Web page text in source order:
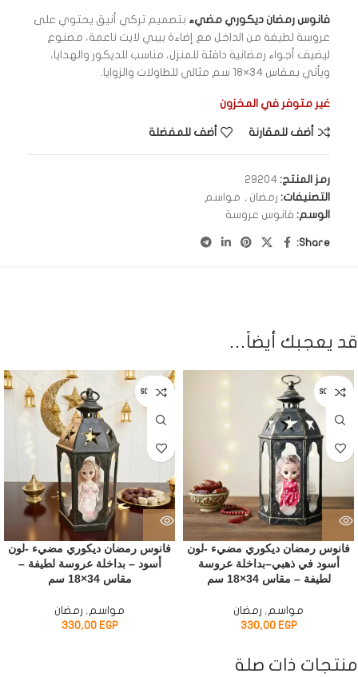
فانوس رمضان ديكوري مضيء بتصميم تركي أنيق يحتوي على
عروسة لطيفة من الداخل مع إضاءة بيبي لايت ناعمة، مصنوع
ليضيف أجواء رمضانية دافئة للمنزل، مناسب للديكور والهدايا،
ويأتي بمقاس 34×18 سم مثالي للطاولات والزوايا.
غير متوفر في المخزون
أضف للمقارنة أضف للمفضلة
رمز المنتج: 29204
التصنيفات: رمضان , مواسم
الوسم: فانوس عروسة
Share:
قد يعجبك أيضاً…
SOLD OUT
فانوس رمضان ديكوري مضيء -لون
أسود في ذهبي–بداخلة عروسة
لطيفة – مقاس 34×18 سم
مواسم, رمضان
330,00 EGP
SOLD OUT
فانوس رمضان ديكوري مضيء -لون
أسود – بداخلة عروسة لطيفة –
مقاس 34×18 سم
مواسم, رمضان
330,00 EGP
منتجات ذات صلة